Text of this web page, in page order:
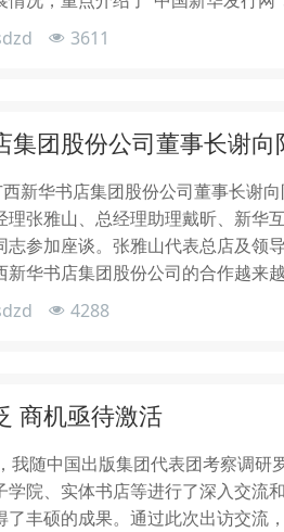
3611
集团股份公司董事长谢
新华书店集团股份公司董事长谢
理张雅山、总经理助理戴昕、新华
志参加座谈。张雅山代表总店及领
华书店集团股份公司的合作越来
4288
商机亟待激活
我随中国出版集团代表团考察调
学院、实体书店等进行了深入交流
了丰硕的成果。通过此次出访交流